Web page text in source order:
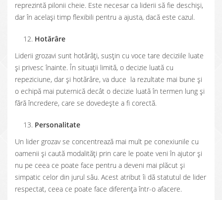
reprezintă pilonii cheie. Este necesar ca liderii să fie deschişi,
dar în acelaşi timp flexibili pentru a ajusta, dacă este cazul.
Hotărâre
Liderii grozavi sunt hotărâţi, susţin cu voce tare deciziile luate
şi privesc înainte. În situaţii limită, o decizie luată cu
repeziciune, dar şi hotărâre, va duce la rezultate mai bune şi
o echipă mai puternică decât o decizie luată în termen lung şi
fără încredere, care se dovedeşte a fi corectă.
Personalitate
Un lider grozav se concentrează mai mult pe conexiunile cu
oamenii şi caută modalităţi prin care le poate veni în ajutor şi
nu pe ceea ce poate face pentru a deveni mai plăcut şi
simpatic celor din jurul său. Acest atribut îi dă statutul de lider
respectat, ceea ce poate face diferenţa într-o afacere.